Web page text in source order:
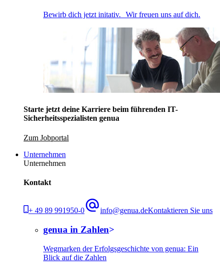
Bewirb dich jetzt initativ. Wir freuen uns auf dich.
Starte jetzt deine Karriere beim führenden IT-
Sicherheitsspezialisten genua
Zum Jobportal
Unternehmen
Unternehmen
Kontakt
+ 49 89 991950-0 info@genua.deKontaktieren Sie uns
genua in Zahlen
Wegmarken der Erfolgsgeschichte von genua: Ein
Blick auf die Zahlen